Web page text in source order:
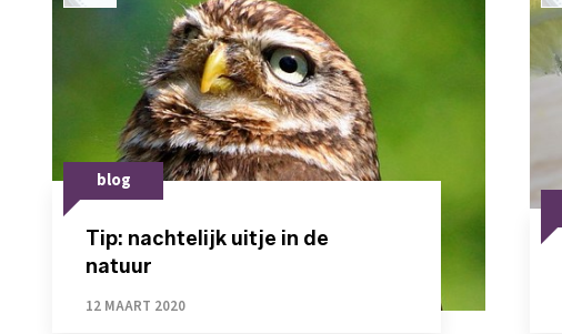
blog
Tip: nachtelijk uitje in de
natuur
12 MAART 2020